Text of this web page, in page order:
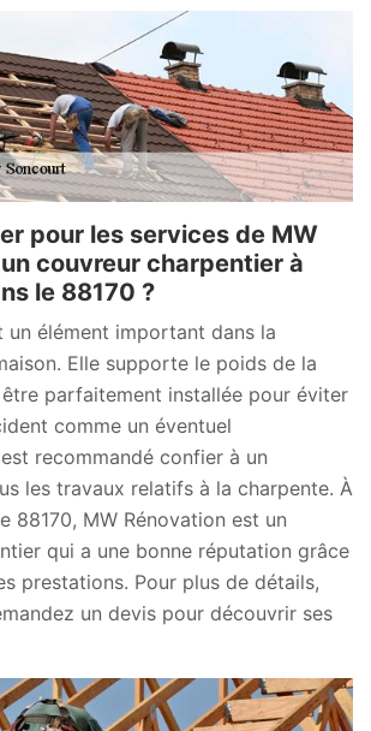
pour les services de MW
couvreur charpentier à
le 88170 ?
un élément important dans la
Elle supporte le poids de la
parfaitement installée pour éviter
comme un éventuel
recommandé confier à un
les travaux relatifs à la charpente. À
88170, MW Rénovation est un
qui a une bonne réputation grâce
prestations. Pour plus de détails,
un devis pour découvrir ses